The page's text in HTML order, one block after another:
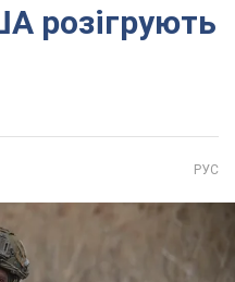
розігрують
РУС